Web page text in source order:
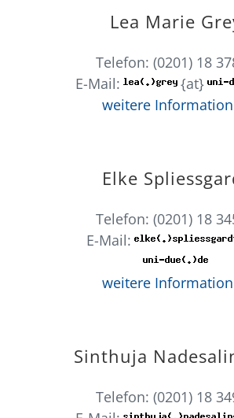
Lea Marie
Telefon: (0201) 18
E-Mail:
{at}
weitere
Elke
Telefon: (0201) 18
E-Mail:
weitere
Sinthuja
Telefon: (0201) 18